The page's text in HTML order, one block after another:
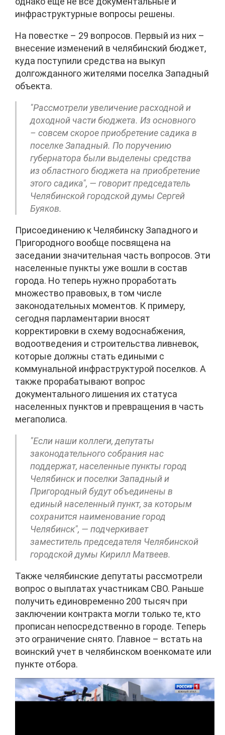
инфраструктурные вопросы решены.
На повестке – 29 вопросов. Первый из них –
внесение изменений в челябинский бюджет,
куда поступили средства на выкуп
долгожданного жителями поселка Западный
объекта.
"Рассмотрели увеличение расходной и
доходной части бюджета. Из основного
– совсем скорое приобретение садика в
поселке Западный. По поручению
губернатора были выделены средства
из областного бюджета на приобретение
этого садика", — говорит председатель
Челябинской городской думы Сергей
Буяков.
Присоединению к Челябинску Западного и
Пригородного вообще посвящена на
заседании значительная часть вопросов. Эти
населенные пункты уже вошли в состав
города. Но теперь нужно проработать
множество правовых, в том числе
законодательных моментов. К примеру,
сегодня парламентарии вносят
корректировки в схему водоснабжения,
водоотведения и строительства ливневок,
которые должны стать едиными с
коммунальной инфраструктурой поселков. А
также прорабатывают вопрос
документального лишения их статуса
населенных пунктов и превращения в часть
мегаполиса.
"Если наши коллеги, депутаты
законодательного собрания нас
поддержат, населенные пункты город
Челябинск и поселки Западный и
Пригородный будут объединены в
единый населенный пункт, за которым
сохранится наименование город
Челябинск", — подчеркивает
заместитель председателя Челябинской
городской думы Кирилл Матвеев.
Также челябинские депутаты рассмотрели
вопрос о выплатах участникам СВО. Раньше
получить единовременно 200 тысяч при
заключении контракта могли только те, кто
прописан непосредственно в городе. Теперь
это ограничение снято. Главное – встать на
воинский учет в челябинском военкомате или
пункте отбора.